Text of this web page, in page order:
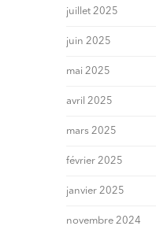
juillet 2025
juin 2025
mai 2025
avril 2025
mars 2025
février 2025
janvier 2025
novembre 2024